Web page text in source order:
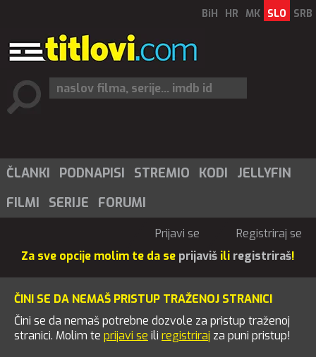
BiH HR MK SLO SRB
ČLANKI PODNAPISI STREMIO KODI
JELLYFIN
FILMI
SERIJE FORUMI
Prijavi se
Registriraj se
Za sve opcije molim te da se prijaviš ili registriraš!
ČINI SE DA NEMAŠ PRISTUP TRAŽENOJ STRANICI
Čini se da nemaš potrebne dozvole za pristup traženoj
stranici. Molim te prijavi se ili registriraj za puni pristup!